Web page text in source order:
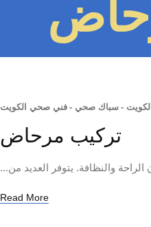
- سباك صحي - فني صحي الكويت
تركيب مرحاض
والنظافة. يتوفر العديد من...
Read More